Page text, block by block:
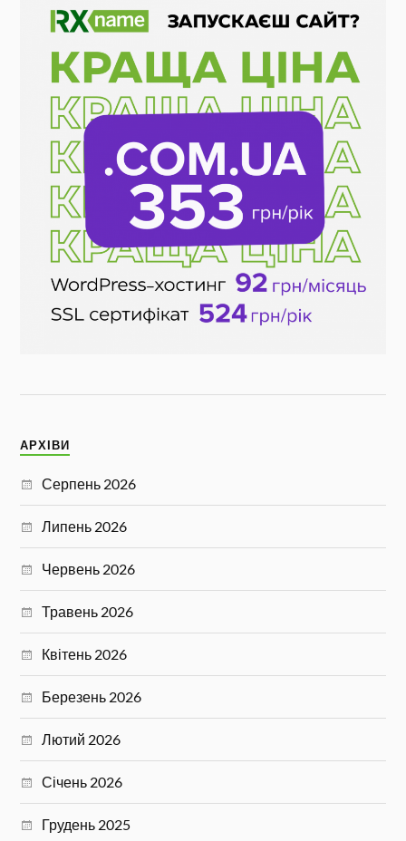
АРХІВИ
Серпень 2026
Липень 2026
Червень 2026
Травень 2026
Квітень 2026
Березень 2026
Лютий 2026
Січень 2026
Грудень 2025